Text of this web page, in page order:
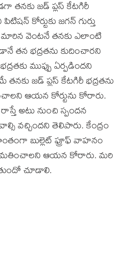
జడ్ ప్లస్ కేటగిరీ
కోర్టుకు జగన్ గుర్తు
వెంటనే తనకు ఎలాంటి
తన భద్రతను కుదించారని
ముప్పు ఏర్పడిందని
జడ్ ప్లస్ కేటగిరీ భద్రతను
ఆయన కోర్టును కోరారు.
అటు నుంచి స్పందన
వచ్చిందని తెలిపారు. కేంద్రం
బుల్లెట్ ప్రూఫ్ వాహనం
ఆయన కోరారు. మరి
చూడాలి.